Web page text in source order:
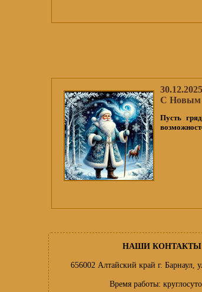
30.12.2025
С Новым
Пусть
НАШИ КОНТАКТЫ
656002 Алтайский край г. Барнаул,
Время работы: